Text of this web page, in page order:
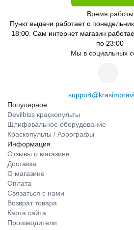
Время работы
Пункт выдачи работает с
18:00. Сам интернет магазин
по 23:00
Мы в социальных
Популярное
Devilbiss краскопульты
Шлифовальное оборудование
Краскопульты / Аэрографы
Информация
Отзывы о магазине
Доставка
О магазине
Оплата
Связаться с нами
Возврат товара
Карта сайта
Производители